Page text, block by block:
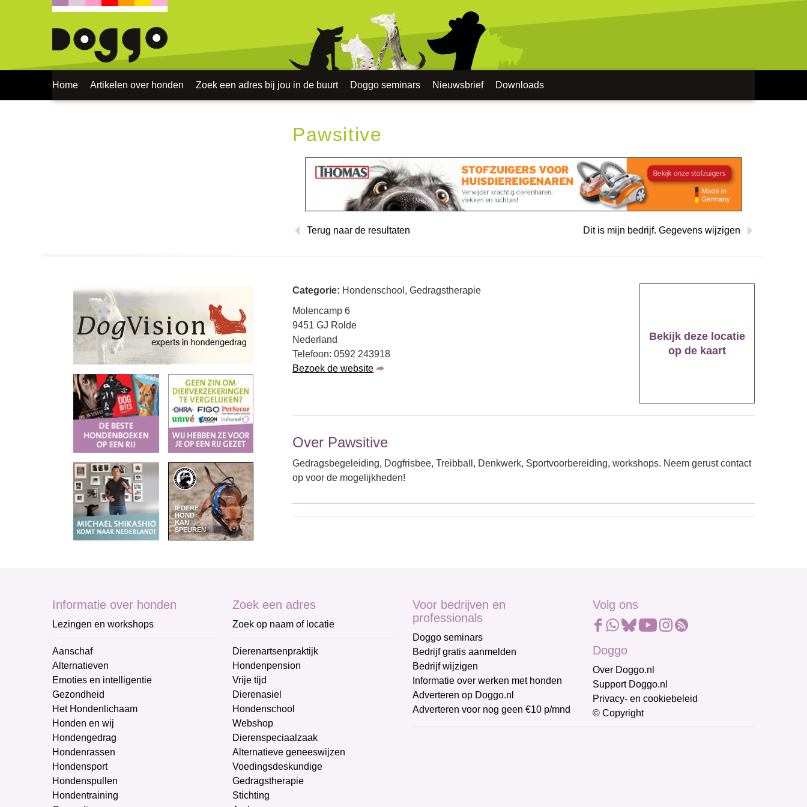
Home Artikelen over honden Zoek een adres bij jou in de buurt Doggo seminars Nieuwsbrief Downloads
Pawsitive
Terug naar de resultaten Dit is mijn bedrijf. Gegevens wijzigen
Categorie: Hondenschool, Gedragstherapie
Molencamp 6
9451 GJ Rolde
Nederland
Telefoon: 0592 243918
Bezoek de website
Bekijk deze locatie
op de kaart
Over Pawsitive
Gedragsbegeleiding, Dogfrisbee, Treibball, Denkwerk, Sportvoorbereiding, workshops. Neem gerust contact
op voor de mogelijkheden!
Informatie over honden
Lezingen en workshops
Aanschaf
Alternatieven
Emoties en intelligentie
Gezondheid
Het Hondenlichaam
Honden en wij
Hondengedrag
Hondenrassen
Hondensport
Hondenspullen
Hondentraining
Zoek een adres
Zoek op naam of locatie
Dierenartsenpraktijk
Hondenpension
Vrije tijd
Dierenasiel
Hondenschool
Webshop
Dierenspeciaalzaak
Alternatieve geneeswijzen
Voedingsdeskundige
Gedragstherapie
Stichting
Voor bedrijven en
professionals
Doggo seminars
Bedrijf gratis aanmelden
Bedrijf wijzigen
Informatie over werken met honden
Adverteren op Doggo.nl
Adverteren voor nog geen €10 p/mnd
Volg ons
Doggo
Over Doggo.nl
Support Doggo.nl
Privacy- en cookiebeleid
© Copyright